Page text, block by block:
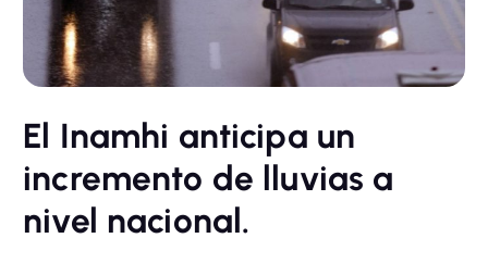
El Inamhi anticipa un
incremento de lluvias a
nivel nacional.